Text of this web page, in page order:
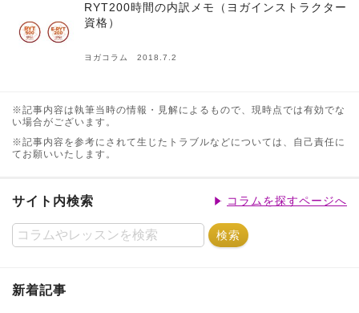
RYT200時間の内訳メモ（ヨガインストラクター
資格）
ヨガコラム 2018.7.2
※記事内容は執筆当時の情報・見解によるもので、現時点では有効でな
い場合がございます。
※記事内容を参考にされて生じたトラブルなどについては、自己責任に
てお願いいたします。
サイト内検索 コラムを探すページへ
新着記事